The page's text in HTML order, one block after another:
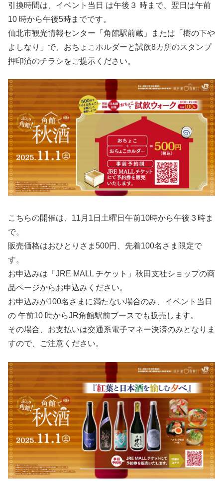
引換時間は、イベント当日 は午後３ 時まで、翌日は午前
10 時から午後5時までです。
仙北市観光情報センター「角館駅前蔵」または「樹の下や
よしなり」で、おちょこホルダーと試飲8カ所のスタンプ
押印済のチラシをご提示ください。
こちらの開催は、11月1日土曜日午前10時から午後３時ま
で。
販売価格はおひとりさま500円、先着100名さま限定で
す。
お申込みは「JRE MALL チケット」秋田支社ショップの商
品ページからお申込みください。
お申込みが100名さまに満たない場合のみ、イベント当日
の 午前10 時からJR角館駅前ブースでも販売します。
その場合、お支払いは交通系電子マネー決済のみとなりま
すので、ご注意ください。